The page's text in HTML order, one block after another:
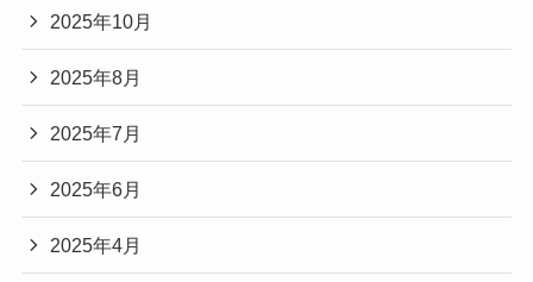
2025年10月
2025年8月
2025年7月
2025年6月
2025年4月